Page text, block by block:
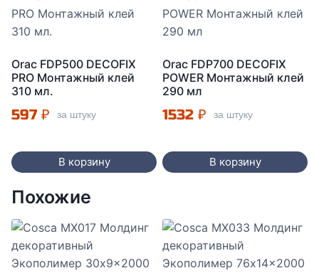
Orac FDP500 DECOFIX
PRO Монтажный клей
310 мл.
597 ₽ за штуку
В корзину
Orac FDP700 DECOFIX
POWER Монтажный клей
290 мл
1532 ₽ за штуку
В корзину
Похожие